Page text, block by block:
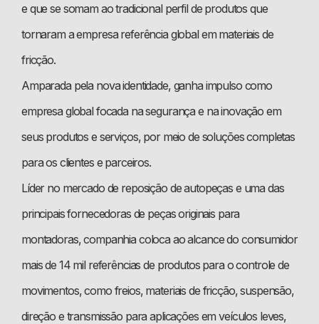
e que se somam ao tradicional perfil de produtos que
tornaram a empresa referência global em materiais de
fricção.
Amparada pela nova identidade, ganha impulso como
empresa global focada na segurança e na inovação em
seus produtos e serviços, por meio de soluções completas
para os clientes e parceiros.
Líder no mercado de reposição de autopeças e uma das
principais fornecedoras de peças originais para
montadoras, companhia coloca ao alcance do consumidor
mais de 14 mil referências de produtos para o controle de
movimentos, como freios, materiais de fricção, suspensão,
direção e transmissão para aplicações em veículos leves,